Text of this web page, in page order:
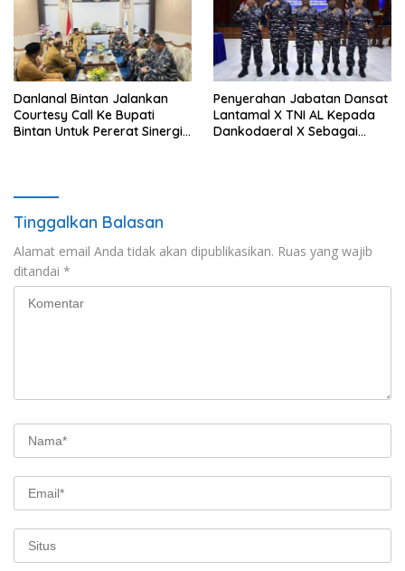
Danlanal Bintan Jalankan
Courtesy Call Ke Bupati
Bintan Untuk Pererat Sinergi
Penyerahan Jabatan Dansat
Lantamal X TNI AL Kepada
Dankodaeral X Sebagai
Tinggalkan Balasan
Alamat email Anda tidak akan dipublikasikan. Ruas yang wajib
ditandai *